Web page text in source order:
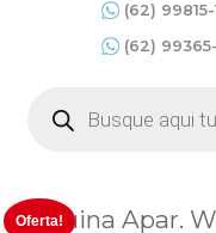
(62)
(62)
produtos
Máquina Apar.
Oferta!